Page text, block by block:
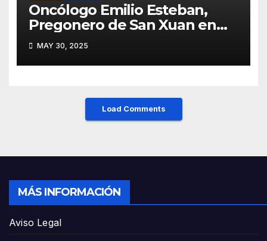
Oncólogo Emilio Esteban,
Pregonero de San Xuan en
Mieres: Un Honor para Turón
y el HUCA
MAY 30, 2025
Load Comments
MÁS INFORMACIÓN
Aviso Legal